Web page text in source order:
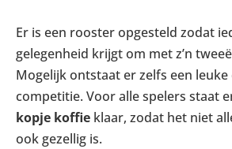
Er is een rooster opgesteld zodat
gelegenheid krijgt om met z’n
Mogelijk ontstaat er zelfs een
competitie. Voor alle spelers staat
kopje koffie klaar, zodat het niet
ook gezellig is.